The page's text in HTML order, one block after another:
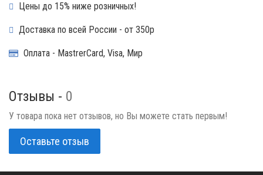
Цены до 15% ниже розничных!
Доставка по всей России - от 350р
Оплата - MastrerCard, Visa, Мир
Отзывы - 0
У товара пока нет отзывов, но Вы можете стать первым!
Оставьте отзыв